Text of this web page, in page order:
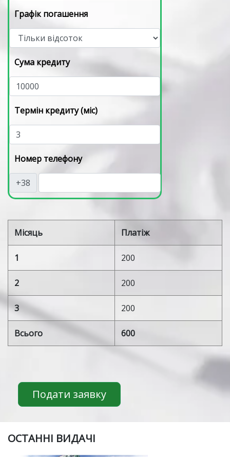
Графік погашення
Сума кредиту
Термін кредиту (міс)
Номер телефону
+38
Місяць Платіж
1 200
2 200
3 200
Всього 600
Подати заявку
ОСТАННІ ВИДАЧІ